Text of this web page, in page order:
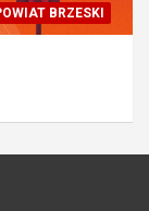
BRZESKI